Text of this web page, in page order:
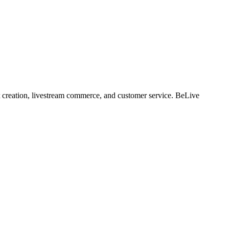
livestream commerce, and customer service. BeLive